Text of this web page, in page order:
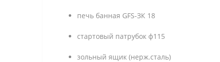
печь банная GFS-ЗК 18
стартовый патрубок ф115
зольный ящик (нерж.сталь)